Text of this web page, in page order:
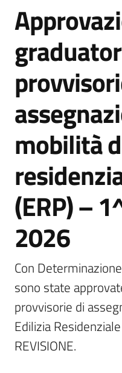
Amministrazione
Novità
Menu selezionato
Servizi
Castel
Servizi
Tutti
argomenti...
Salta al contenuto
mobilità
(ERP) –
2026
Con
sono state
provvisorie di
Edilizia
REVISIONE.